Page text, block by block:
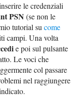
le credenziali
PSN (se non le
tutorial sucome
campi. Una volta
e poi sul pulsante
Le voci che
col passare
nel raggiungere